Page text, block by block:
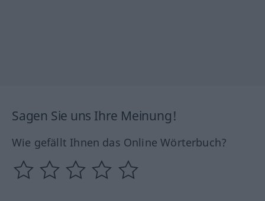
Sagen Sie uns Ihre Meinung!
Wie gefällt Ihnen das Online Wörterbuch?